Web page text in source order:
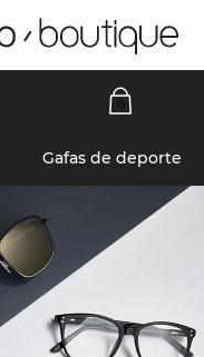
Gafas de deporte